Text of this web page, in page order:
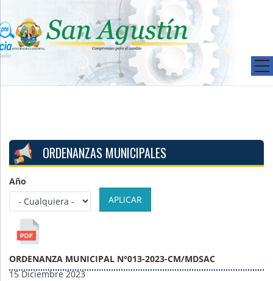
Pasar al contenido principal
ORDENANZAS MUNICIPALES
Año
ORDENANZA MUNICIPAL N°013-2023-CM/MDSAC
15 Diciembre 2023